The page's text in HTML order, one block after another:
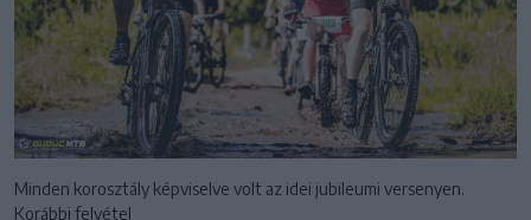
Minden korosztály képviselve volt az idei jubileumi versenyen.
Korábbi felvétel